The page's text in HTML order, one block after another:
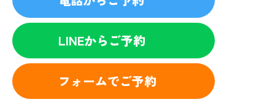
LINEからご予約
フォームでご予約